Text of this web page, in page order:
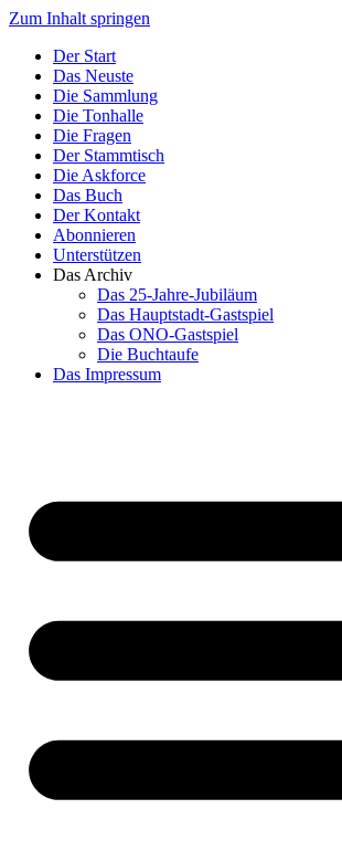
Zum Inhalt springen
Der Start
Das Neuste
Die Sammlung
Die Tonhalle
Die Fragen
Der Stammtisch
Die Askforce
Das Buch
Der Kontakt
Abonnieren
Unterstützen
Das Archiv
Das 25-Jahre-Jubiläum
Das Hauptstadt-Gastspiel
Das ONO-Gastspiel
Die Buchtaufe
Das Impressum